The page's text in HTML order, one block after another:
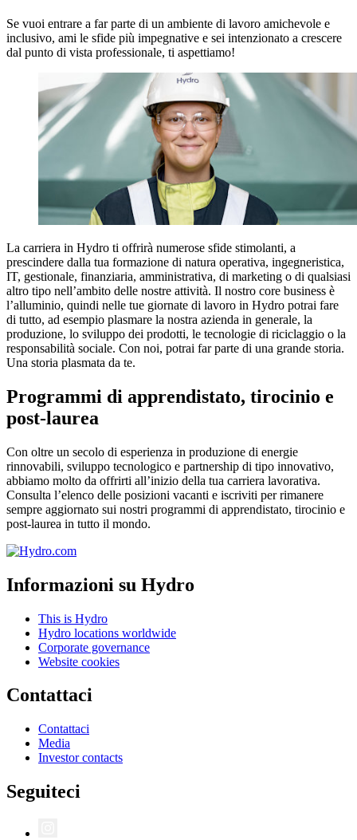
Se vuoi entrare a far parte di un ambiente di lavoro amichevole e
inclusivo, ami le sfide più impegnative e sei intenzionato a crescere
dal punto di vista professionale, ti aspettiamo!
La carriera in Hydro ti offrirà numerose sfide stimolanti, a
prescindere dalla tua formazione di natura operativa, ingegneristica,
IT, gestionale, finanziaria, amministrativa, di marketing o di qualsiasi
altro tipo nell’ambito delle nostre attività. Il nostro core business è
l’alluminio, quindi nelle tue giornate di lavoro in Hydro potrai fare
di tutto, ad esempio plasmare la nostra azienda in generale, la
produzione, lo sviluppo dei prodotti, le tecnologie di riciclaggio o la
responsabilità sociale. Con noi, potrai far parte di una grande storia.
Una storia plasmata da te.
Programmi di apprendistato, tirocinio e
post-laurea
Con oltre un secolo di esperienza in produzione di energie
rinnovabili, sviluppo tecnologico e partnership di tipo innovativo,
abbiamo molto da offrirti all’inizio della tua carriera lavorativa.
Consulta l’elenco delle posizioni vacanti e iscriviti per rimanere
sempre aggiornato sui nostri programmi di apprendistato, tirocinio e
post-laurea in tutto il mondo.
Informazioni su Hydro
This is Hydro
Hydro locations worldwide
Corporate governance
Website cookies
Contattaci
Contattaci
Media
Investor contacts
Seguiteci